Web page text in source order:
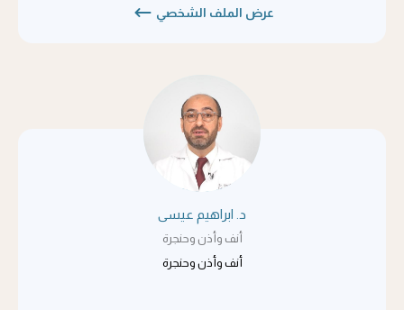
عرض الملف الشخصي
د. ابراهيم عيسى
أنف وأذن وحنجرة
أنف وأذن وحنجرة